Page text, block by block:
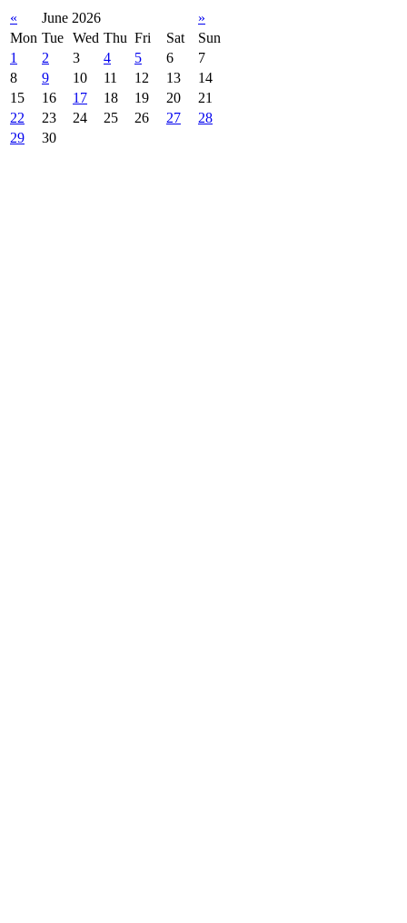
« June 2026
»
Mon Tue Wed Thu Fri Sat
Sun
1
2 3 4 5 6
7
8
9 10 11 12 13
14
15
16 17 18 19 20
21
22
23 24 25 26 27
28
29
30